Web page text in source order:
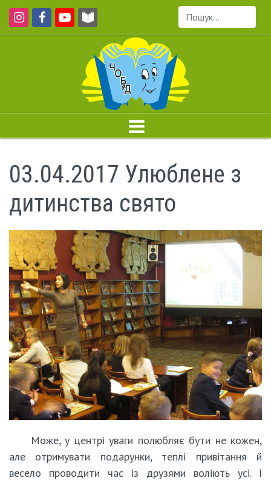
Пошук...
03.04.2017 Улюблене з
дитинства свято
Може, у центрі уваги полюбляє бути не кожен,
але отримувати подарунки, теплі привітання й
весело проводити час із друзями воліють усі. І